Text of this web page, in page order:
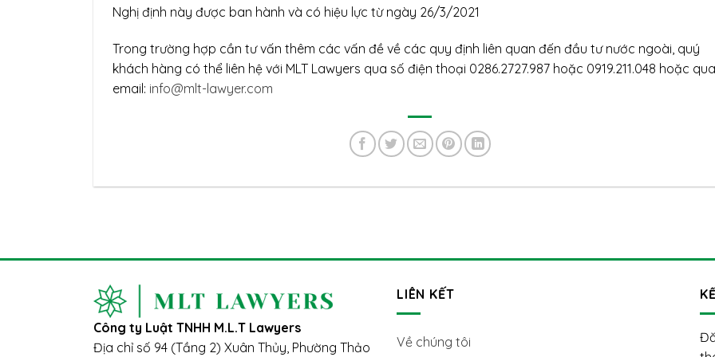
Nghị định này được ban hành và có hiệu lực từ ngày 26/3/2021
Trong trường hợp cần tư vấn thêm các vấn đề về các quy định liên quan đến đầu tư nước ngoài, quý
khách hàng có thể liên hệ với MLT Lawyers qua số điện thoại 0286.2727.987 hoặc 0919.211.048 hoặc qua
email: info@mlt-lawyer.com
Công ty Luật TNHH M.L.T Lawyers
Địa chỉ số 94 (Tầng 2) Xuân Thủy, Phường Thảo
LIÊN KẾT
Về chúng tôi